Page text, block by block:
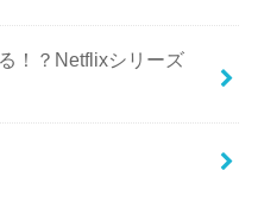
！？Netflixシリーズ